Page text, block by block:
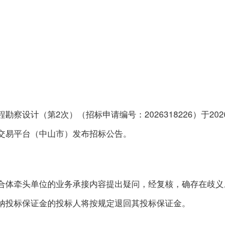
勘察设计（第2次） （招标申请编号： 2026318226）于
平台（中山市）发布招标公告。
牵头单位的业务承接内容提出疑问，经复核，确存在歧
标保证金的投标人将按规定退回其投标保证金。